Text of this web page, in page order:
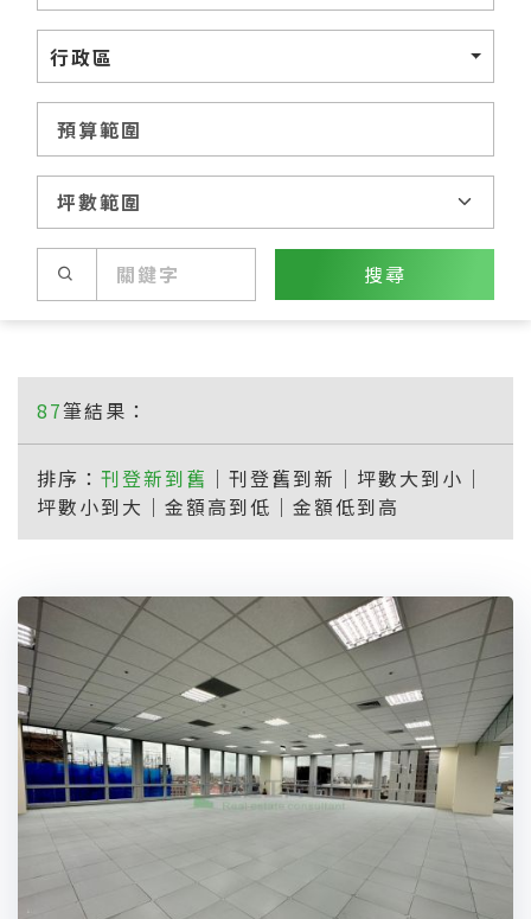
行政區
搜尋
87筆結果：
排序： 刊登新到舊 ｜ 刊登舊到新 ｜ 坪數大到小 ｜
坪數小到大 ｜ 金額高到低 ｜ 金額低到高